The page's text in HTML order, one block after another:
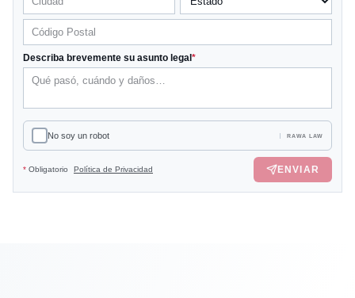
Describa brevemente su asunto legal *
No soy un robot RAWA LAW
* Obligatorio Política de Privacidad ENVIAR